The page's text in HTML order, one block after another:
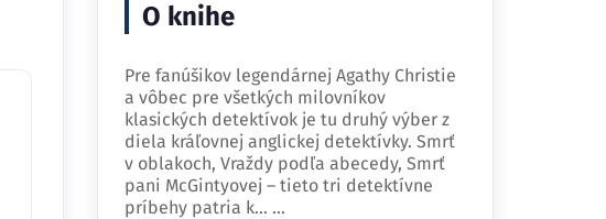
O knihe
Pre fanúšikov legendárnej Agathy Christie
a vôbec pre všetkých milovníkov
klasických detektívok je tu druhý výber z
diela kráľovnej anglickej detektívky. Smrť
v oblakoch, Vraždy podľa abecedy, Smrť
pani McGintyovej – tieto tri detektívne
príbehy patria k… ...